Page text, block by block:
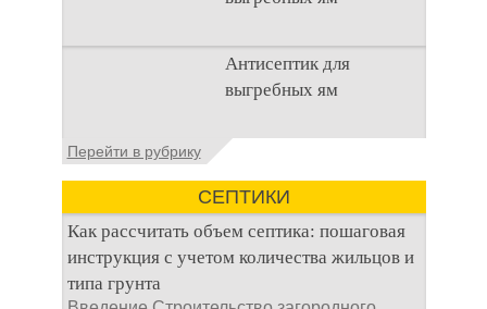
Очистка
канализационного
стока или выгребной
не самым приятным
Антисептик для
выгребных ям
Общие сведения об
Антисептик для
выгребных ям – это
специальные
Перейти в рубрику
СЕПТИКИ
Как рассчитать объем септика: пошаговая
инструкция с учетом количества жильцов и
типа грунта